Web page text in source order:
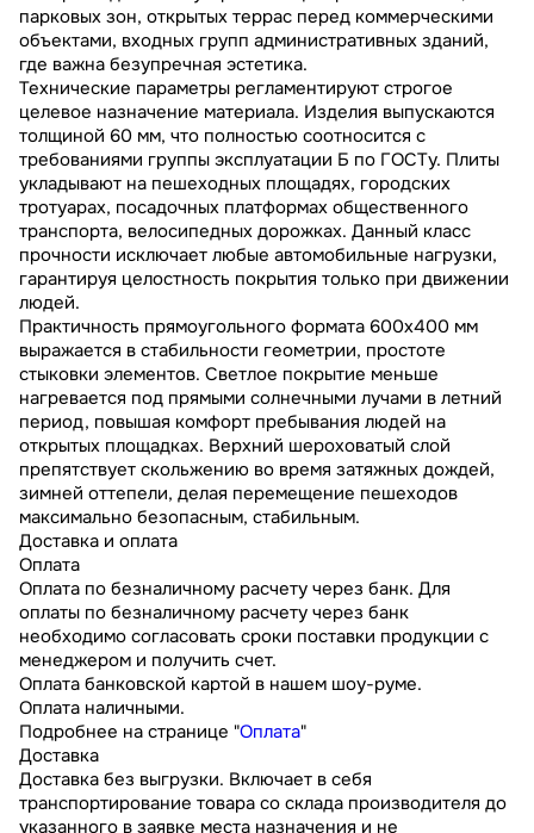
парковых зон, открытых террас перед коммерческими
объектами, входных групп административных зданий,
где важна безупречная эстетика.
Технические параметры регламентируют строгое
целевое назначение материала. Изделия выпускаются
толщиной 60 мм, что полностью соотносится с
требованиями группы эксплуатации Б по ГОСТу. Плиты
укладывают на пешеходных площадях, городских
тротуарах, посадочных платформах общественного
транспорта, велосипедных дорожках. Данный класс
прочности исключает любые автомобильные нагрузки,
гарантируя целостность покрытия только при движении
людей.
Практичность прямоугольного формата 600х400 мм
выражается в стабильности геометрии, простоте
стыковки элементов. Светлое покрытие меньше
нагревается под прямыми солнечными лучами в летний
период, повышая комфорт пребывания людей на
открытых площадках. Верхний шероховатый слой
препятствует скольжению во время затяжных дождей,
зимней оттепели, делая перемещение пешеходов
максимально безопасным, стабильным.
Доставка и оплата
Оплата
Оплата по безналичному расчету через банк. Для
оплаты по безналичному расчету через банк
необходимо согласовать сроки поставки продукции с
менеджером и получить счет.
Оплата банковской картой в нашем шоу-руме.
Оплата наличными.
Подробнее на странице "Оплата"
Доставка
Доставка без выгрузки. Включает в себя
транспортирование товара со склада производителя до
указанного в заявке места назначения и не